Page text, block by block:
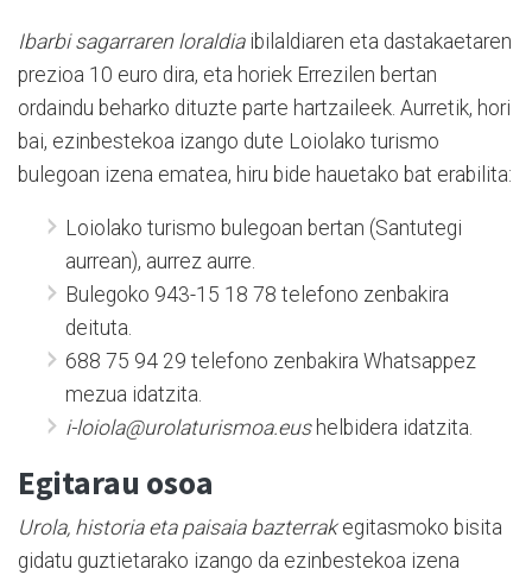
Ibarbi sagarraren loraldiaibilaldiaren eta dastakaetaren
prezioa 10 euro dira, eta horiek Errezilen bertan
ordaindu beharko dituzte parte hartzaileek. Aurretik, hori
bai, ezinbestekoa izango dute Loiolako turismo
bulegoan izena ematea, hiru bide hauetako bat erabilita:
Loiolako turismo bulegoan bertan (Santutegi
aurrean), aurrez aurre.
Bulegoko 943-15 18 78 telefono zenbakira
deituta.
688 75 94 29 telefono zenbakira Whatsappez
mezua idatzita.
i-loiola@urolaturismoa.eushelbidera idatzita.
Egitarau osoa
Urola, historia eta paisaia bazterrakegitasmoko bisita
gidatu guztietarako izango da ezinbestekoa izena